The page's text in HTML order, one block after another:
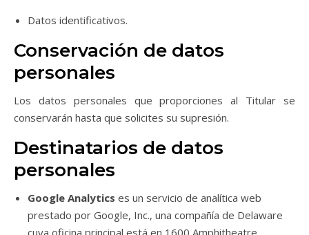
Datos identificativos.
Conservación de datos
personales
Los datos personales que proporciones al Titular se
conservarán hasta que solicites su supresión.
Destinatarios de datos
personales
Google Analytics es un servicio de analítica web
prestado por Google, Inc., una compañía de Delaware
cuya oficina principal está en 1600 Amphitheatre